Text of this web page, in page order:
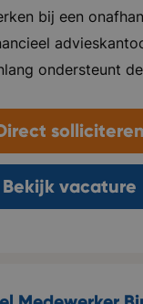
bij een
ondersteunt
gebied van
en
Persoonlijke
en een langdurige
solliciteren
Bekijk vacature